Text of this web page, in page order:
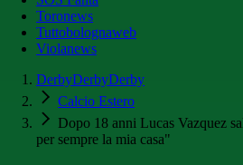
Toronews
Tuttobolognaweb
Violanews
DerbyDerbyDerby
Calcio Estero
Dopo 18 anni Lucas Vazquez
per sempre la mia casa"